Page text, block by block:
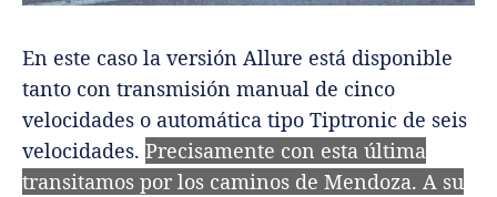
En este caso la versión Allure está disponible
tanto con transmisión manual de cinco
velocidades o automática tipo Tiptronic de seis
velocidades. Precisamente con esta última
transitamos por los caminos de Mendoza. A su